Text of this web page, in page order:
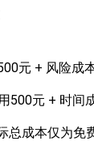
元 + 风险成
500元 + 时间
成本仅为免